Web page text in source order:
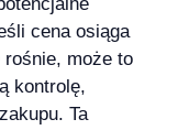
cena osiąga
rośnie, może to
kontrolę,
Ta